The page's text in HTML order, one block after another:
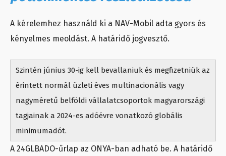
A kérelemhez használd ki a NAV-Mobil adta gyors és
kényelmes meoldást. A határidő jogvesztő.
Szintén június 30-ig kell bevallaniuk és megfizetniük az
érintett normál üzleti éves multinacionális vagy
nagyméretű belföldi vállalatcsoportok magyarországi
tagjainak a 2024-es adóévre vonatkozó globális
minimumadót.
A 24GLBADO-űrlap az ONYA-ban adható be. A határidő